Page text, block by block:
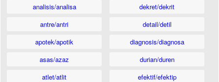
analisis/analisa
antre/antri
apotek/apotik
asas/azaz
atlet/atlit
dekret/dekrit
detail/detil
diagnosis/diagnosa
durian/duren
efektif/efektip